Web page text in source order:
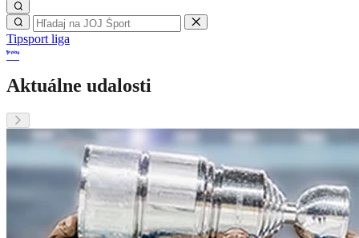
Tipsport liga
Aktuálne udalosti